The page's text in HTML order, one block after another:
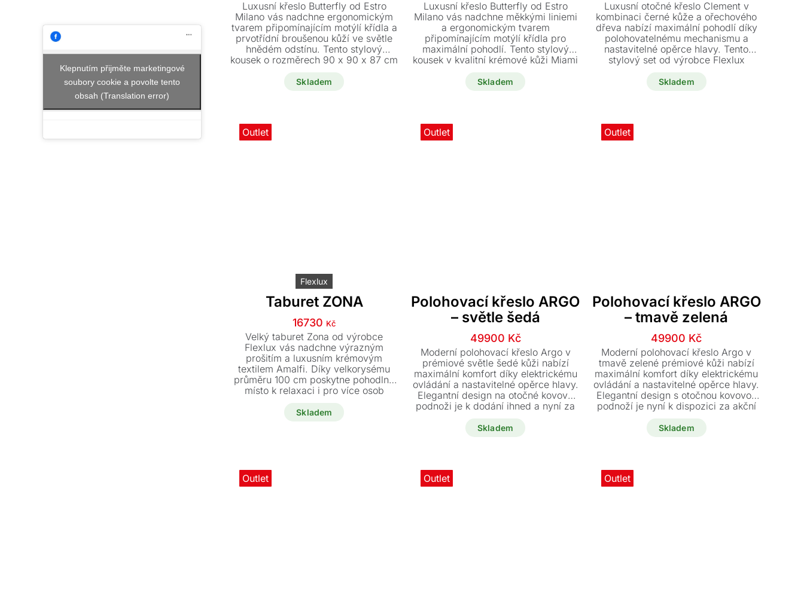
Klepnutím přijměte marketingové
soubory cookie a povolte tento
obsah (Translation error)
cena
byla:
57150 Kč.
cena
je:
49900 Kč.
Luxusní křeslo Butterfly od Estro
Milano vás nadchne ergonomickým
tvarem připomínajícím motýlí křídla a
prvotřídní broušenou kůží ve světle
hnědém odstínu. Tento stylový
kousek o rozměrech 90 x 90 x 87 cm
cenu.
Skladem
cena
byla:
42150 Kč.
cena
je:
37900 Kč.
Luxusní křeslo Butterfly od Estro
Milano vás nadchne měkkými liniemi
a ergonomickým tvarem
připomínajícím motýlí křídla pro
maximální pohodlí. Tento stylový
kousek v kvalitní krémové kůži Miami
ihned k dispozici se výraznou slevou.
Skladem
cena
byla:
83000 Kč.
cena
je:
69900 Kč.
Luxusní otočné křeslo Clement v
kombinaci černé kůže a ořechového
dřeva nabízí maximální pohodlí díky
polohovatelnému mechanismu a
nastavitelné opěrce hlavy. Tento
stylový set od výrobce Flexlux
jedinečnou slevu na tento nový,
Skladem
Outlet
Flexlux
Taburet ZONA
16730 Kč
Velký taburet Zona od výrobce
Flexlux vás nadchne výrazným
prošitím a luxusním krémovým
textilem Amalfi. Díky velkorysému
průměru 100 cm poskytne pohodlné
místo k relaxaci i pro více osob
doplněk je skladem a připraven
Skladem
Outlet
Polohovací křeslo ARGO
– světle šedá
Původní
cena
byla:
59900 Kč.
49900 Kč
Aktuální
cena
je:
49900 Kč.
Moderní polohovací křeslo Argo v
prémiové světle šedé kůži nabízí
maximální komfort díky elektrickému
ovládání a nastavitelné opěrce hlavy.
Elegantní design na otočné kovové
podnoži je k dodání ihned a nyní za
Skladem
Outlet
Polohovací křeslo ARGO
– tmavě zelená
Původní
cena
byla:
59900 Kč.
49900 Kč
Aktuální
cena
je:
49900 Kč.
Moderní polohovací křeslo Argo v
tmavě zelené prémiové kůži nabízí
maximální komfort díky elektrickému
ovládání a nastavitelné opěrce hlavy.
Elegantní design s otočnou kovovou
podnoží je nyní k dispozici za akční
Skladem
Outlet Outlet Outlet